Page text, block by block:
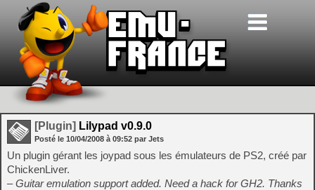
[Plugin] Lilypad v0.9.0
Posté le 10/04/2008 à 09:52 par Jets
Un plugin gérant les joypad sous les émulateurs de PS2, créé par
ChickenLiver.
– Guitar emulation support added. Need a hack for GH2. Thanks